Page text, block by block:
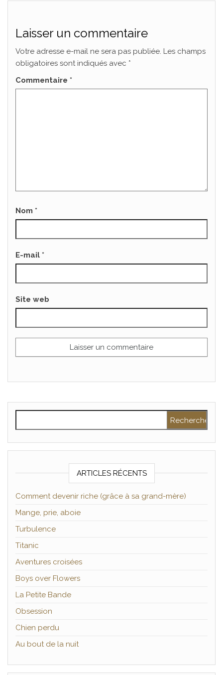
Laisser un commentaire
Votre adresse e-mail ne sera pas publiée. Les champs
obligatoires sont indiqués avec *
Commentaire *
Nom *
E-mail *
Site web
ARTICLES RÉCENTS
Comment devenir riche (grâce à sa grand-mère)
Mange, prie, aboie
Turbulence
Titanic
Aventures croisées
Boys over Flowers
La Petite Bande
Obsession
Chien perdu
Au bout de la nuit